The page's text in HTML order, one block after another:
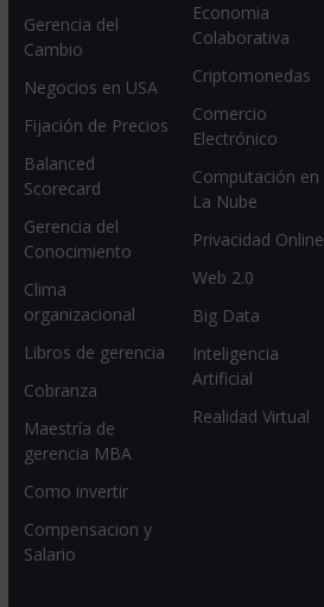
Gerencia del
Cambio
Negocios en USA
Fijación de Precios
Balanced
Scorecard
Gerencia del
Conocimiento
Clima
organizacional
Libros de gerencia
Cobranza
Maestría de
gerencia MBA
Como invertir
Compensacion y
Salario
Economia
Colaborativa
Criptomonedas
Comercio
Electrónico
Computación en
La Nube
Privacidad Online
Web 2.0
Big Data
Inteligencia
Artificial
Realidad Virtual